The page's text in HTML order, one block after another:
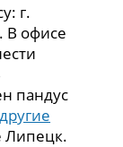
г.
В офисе
пандус
другие
Липецк.